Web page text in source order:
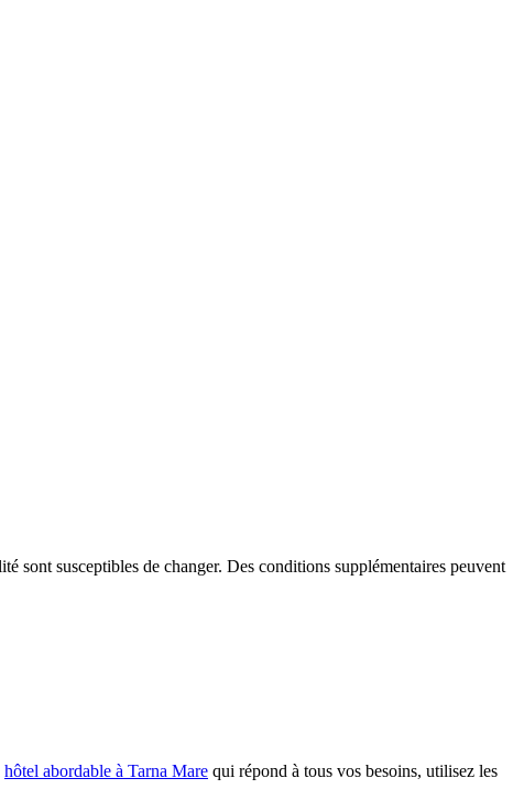
sont susceptibles de changer. Des conditions supplémentaires peuvent
hôtel abordable à Tarna Mare qui répond à tous vos besoins, utilisez les